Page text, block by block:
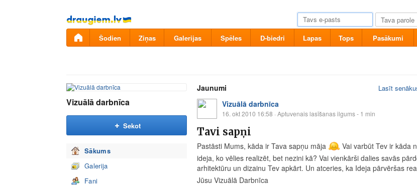
Pāriet
uz
saturu
Šodien Ziņas Galerijas Spēles D-biedri Lapas Tops Pasākumi
Vizuālā darbnīca
Sekot
Sākums
Galerija
Fani
Jaunumi Lasīt
Vizuālā darbnīca
16. okt 2010 16:58 · Aptuvenais lasīšanas ilgums - 1 min
Tavi sapņi
Pastāsti Mums, kāda ir Tava sapņu māja
Vai varbūt Tev ir kāda
ideja, ko vēlies realizēt, bet nezini kā? Vai vienkārši dalies savās
arhitektūru un dizainu Tev apkārt. Un atceries, ka Ideja pārvēršas
Jūsu Vizuālā Darbnīca